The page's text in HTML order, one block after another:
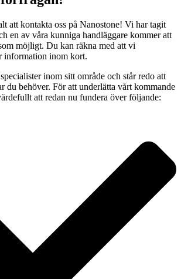
att kontakta oss på Nanostone! Vi har tagit
en av våra kunniga handläggare kommer att
möjligt. Du kan räkna med att vi
information inom kort.
inom sitt område och står redo att
du behöver. För att underlätta vårt kommande
att redan nu fundera över följande: